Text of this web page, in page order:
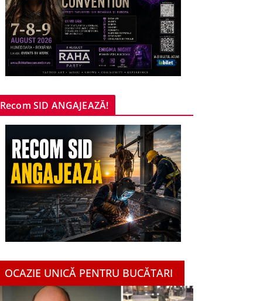
Recom SID ANGAJEAZĂ!
OCAZIE UNICĂ PENTRU BUCĂTARI